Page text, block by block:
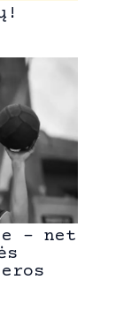
– net